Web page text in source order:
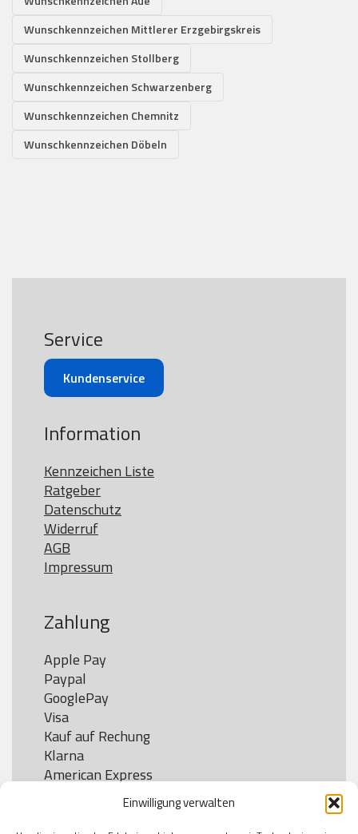
Einwilligung verwalten
Wunschkennzeichen Mittlerer Erzgebirgskreis
Wunschkennzeichen Stollberg
Wunschkennzeichen Schwarzenberg
Wunschkennzeichen Chemnitz
Wunschkennzeichen Döbeln
Service
Kundenservice
Information
Kennzeichen Liste
Ratgeber
Datenschutz
Widerruf
AGB
Impressum
Zahlung
Apple Pay
Paypal
GooglePay
Visa
Kauf auf Rechung
Klarna
American Express